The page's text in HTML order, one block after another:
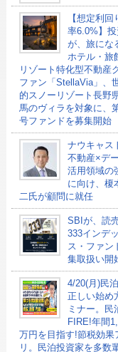
【想定利回
率6.0%】投
が、旅にな
ホテル・旅
リゾート特化型不動産
ファン「StellaVia」、
的スノーリゾート長野
馬のヴィラを対象に、
号ファンドを募集開始
ナウキャス
不動産×デ
活用領域の
に向け、榎
二氏が顧問に就任
SBIが、読
333インデ
ス・ファン
集取扱い開
4/20(月)民
正しい始め
ミナー。民
FIRE!年間
万円を目指す!節税効果
リ。民泊投資家を多数